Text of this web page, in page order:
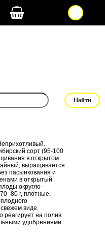
сорт (95-100
в открытом
выращивается
пасынкования и
в открытый
округло-
г, плотные,
виде.
реагирует на полив
удобрениями.